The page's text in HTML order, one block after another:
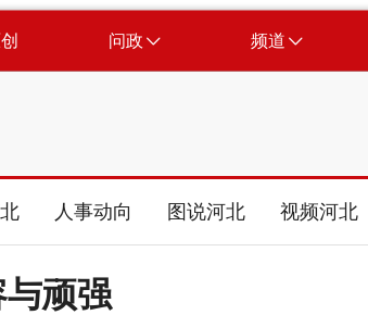
问政 频道
人事动向 图说河北 视频河北
顽强